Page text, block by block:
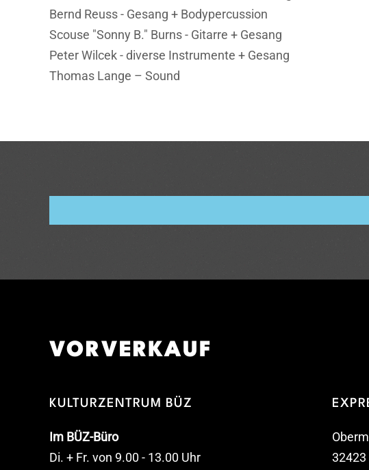
Bernd Reuss - Gesang + Bodypercussion
Scouse "Sonny B." Burns - Gitarre + Gesang
Peter Wilcek - diverse Instrumente + Gesang
Thomas Lange – Sound
VORVERKAUF
KULTURZENTRUM BÜZ
Im BÜZ-Büro
Di. + Fr. von 9.00 - 13.00 Uhr